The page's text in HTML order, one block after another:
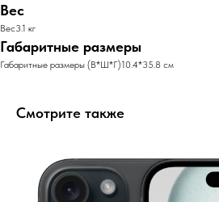
Вес
Вес3.1 кг
Габаритные размеры
Габаритные размеры (В*Ш*Г)10.4*35.8 см
Смотрите также